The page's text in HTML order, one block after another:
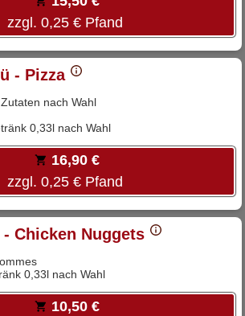
zzgl. 0,25 € Pfand
- Pizza
nach Wahl
0,33l nach Wahl
16,90 €
zzgl. 0,25 € Pfand
Chicken Nuggets
0,33l nach Wahl
10,50 €